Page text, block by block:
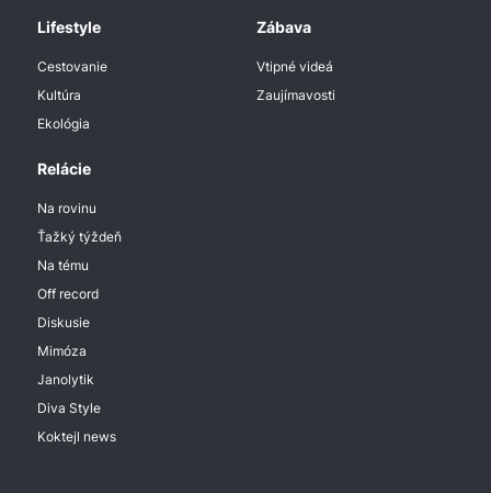
Lifestyle
Cestovanie
Kultúra
Ekológia
Zábava
Vtipné videá
Zaujímavosti
Relácie
Na rovinu
Ťažký týždeň
Na tému
Off record
Diskusie
Mimóza
Janolytik
Diva Style
Koktejl news